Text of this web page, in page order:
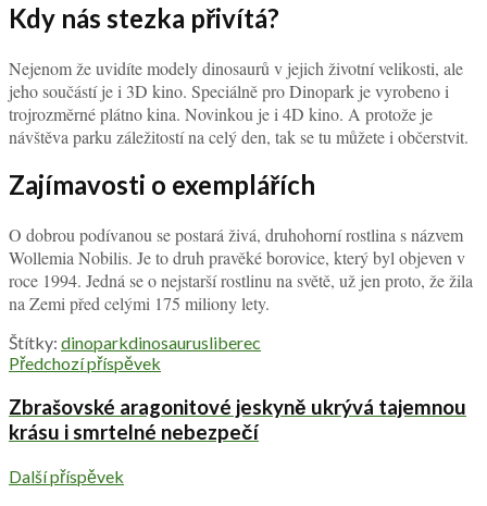
Kdy nás stezka přivítá?
Nejenom že uvidíte modely dinosaurů v jejich životní velikosti, ale
jeho součástí je i 3D kino. Speciálně pro Dinopark je vyrobeno i
trojrozměrné plátno kina. Novinkou je i 4D kino. A protože je
návštěva parku záležitostí na celý den, tak se tu můžete i občerstvit.
Zajímavosti o exemplářích
O dobrou podívanou se postará živá, druhohorní rostlina s názvem
Wollemia Nobilis. Je to druh pravěké borovice, který byl objeven v
roce 1994. Jedná se o nejstarší rostlinu na světě, už jen proto, že žila
na Zemi před celými 175 miliony lety.
Štítky: dinoparkdinosaurusliberec
Předchozí příspěvek
Zbrašovské aragonitové jeskyně ukrývá tajemnou
krásu i smrtelné nebezpečí
Další příspěvek